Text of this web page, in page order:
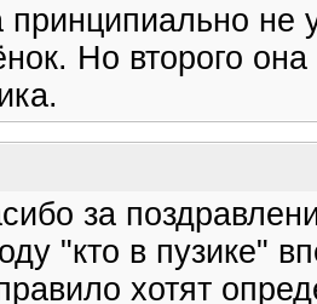
принципиально не
Но второго она
за
"кто в пузике"
хотят